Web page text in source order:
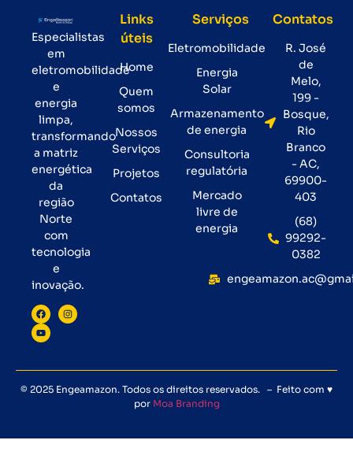
Especialistas
em
eletromobilidade
e
energia
limpa,
transformando
a matriz
energética
da
região
Norte
com
tecnologia
e
inovação.
Links
úteis
Home
Quem
somos
Nossos
Serviços
Projetos
Contatos
Serviços
Eletromobilidade
Energia
Solar
Armazenamento
de energia
Consultoria
regulatória
Mercado
livre de
energia
Contatos
R. José
de
Melo,
199 -
Bosque,
Rio
Branco
- AC,
69900-
403
(68)
99292-
0382
© 2025 Engeamazon. Todos os direitos reservados. – Feito com ♥
por Moa Branding